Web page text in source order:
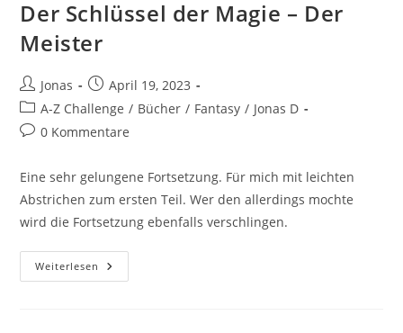
Der Schlüssel der Magie – Der
Meister
Jonas
April 19, 2023
A-Z Challenge / Bücher / Fantasy / Jonas D
0 Kommentare
Eine sehr gelungene Fortsetzung. Für mich mit leichten
Abstrichen zum ersten Teil. Wer den allerdings mochte
wird die Fortsetzung ebenfalls verschlingen.
Weiterlesen